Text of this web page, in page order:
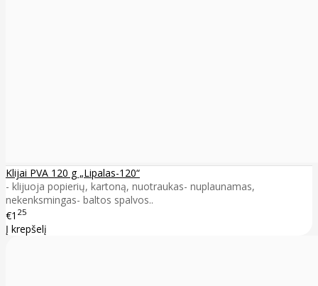
Klijai PVA 120 g „Lipalas-120“
- klijuoja popierių, kartoną, nuotraukas- nuplaunamas,
nekenksmingas- baltos spalvos..
€1 25
Į krepšelį